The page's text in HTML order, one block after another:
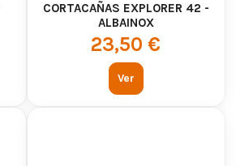
CORTACAÑAS EXPLORER 42 -
ALBAINOX
23,50 €
Ver